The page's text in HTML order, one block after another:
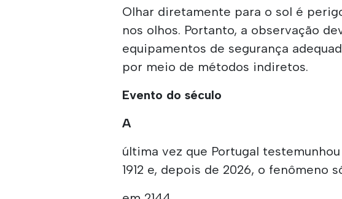
Olhar diretamente para o sol é
nos olhos. Portanto, a observação
equipamentos de segurança
por meio de métodos indiretos.
Evento do século
A
última vez que Portugal
1912 e, depois de 2026, o fenômeno